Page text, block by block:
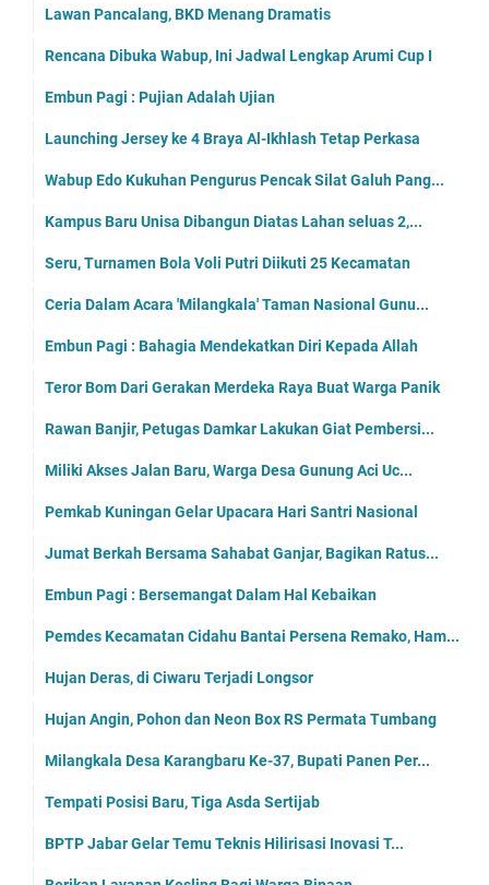
Lawan Pancalang, BKD Menang Dramatis
Rencana Dibuka Wabup, Ini Jadwal Lengkap Arumi Cup I
Embun Pagi : Pujian Adalah Ujian
Launching Jersey ke 4 Braya Al-Ikhlash Tetap Perkasa
Wabup Edo Kukuhan Pengurus Pencak Silat Galuh Pang...
Kampus Baru Unisa Dibangun Diatas Lahan seluas 2,...
Seru, Turnamen Bola Voli Putri Diikuti 25 Kecamatan
Ceria Dalam Acara 'Milangkala' Taman Nasional Gunu...
Embun Pagi : Bahagia Mendekatkan Diri Kepada Allah
Teror Bom Dari Gerakan Merdeka Raya Buat Warga Panik
Rawan Banjir, Petugas Damkar Lakukan Giat Pembersi...
Miliki Akses Jalan Baru, Warga Desa Gunung Aci Uc...
Pemkab Kuningan Gelar Upacara Hari Santri Nasional
Jumat Berkah Bersama Sahabat Ganjar, Bagikan Ratus...
Embun Pagi : Bersemangat Dalam Hal Kebaikan
Pemdes Kecamatan Cidahu Bantai Persena Remako, Ham...
Hujan Deras, di Ciwaru Terjadi Longsor
Hujan Angin, Pohon dan Neon Box RS Permata Tumbang
Milangkala Desa Karangbaru Ke-37, Bupati Panen Per...
Tempati Posisi Baru, Tiga Asda Sertijab
BPTP Jabar Gelar Temu Teknis Hilirisasi Inovasi T...